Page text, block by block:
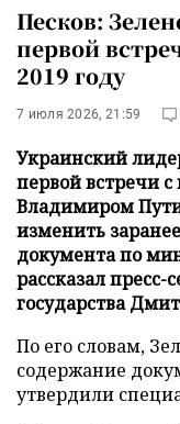
Песков:
первой
2019 году
7 июля 2026, 21:59
Украинский
первой встречи
Владимиром
изменить
документа по
рассказал пресс-
государства
По его словам,
содержание
утвердили